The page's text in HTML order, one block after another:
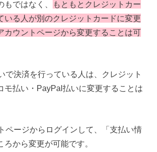
ではなく、
もともとクレジットカー
いる人が別のクレジットカードに変更
カウントページから変更することは可
で決済を行っている人は、クレジット
モ払い・PayPal払いに変更することは
ページからログインして、「支払い情
から変更が可能です。